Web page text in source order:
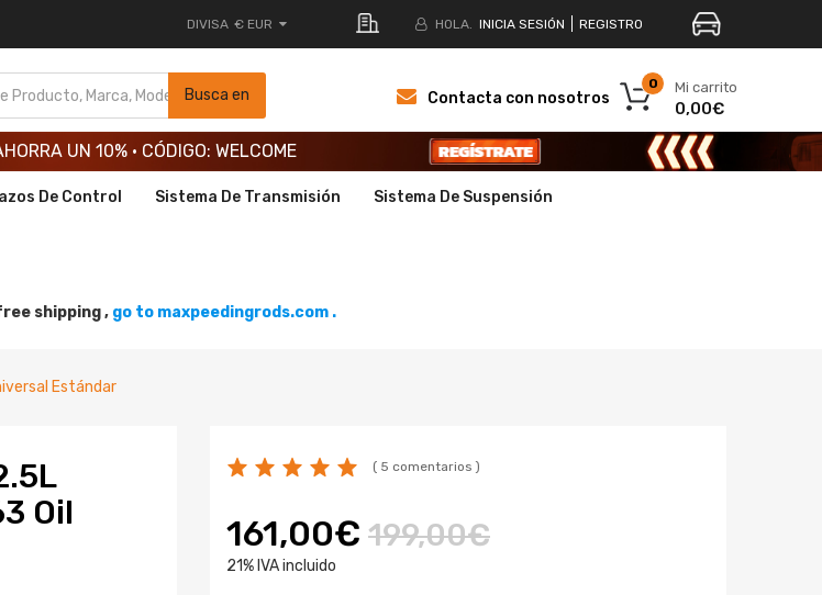
DIVISA € EUR HOLA. INICIA SESIÓN REGISTRO
Busca en Mi carrito
0
0,00€
Contacta con nosotros
UN 10% · CÓDIGO: WELCOME
UN 10% · CÓDIGO: WELCOME
UN 10% · CÓDIGO: WELCOME
De Control Sistema De Transmisión Sistema De Suspensión
shipping , go to maxpeedingrods.com .
Estándar
Oil
( 5 comentarios )
161,00€ 199,00€
21% IVA incluido